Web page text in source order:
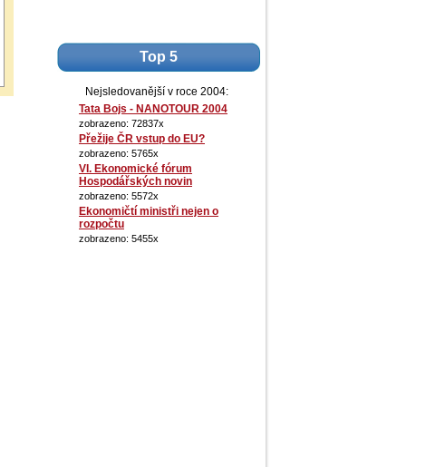
Top 5
Nejsledovanější v roce 2004:
Tata Bojs - NANOTOUR 2004
zobrazeno: 72837x
Přežije ČR vstup do EU?
zobrazeno: 5765x
VI. Ekonomické fórum
Hospodářských novin
zobrazeno: 5572x
Ekonomičtí ministři nejen o
rozpočtu
zobrazeno: 5455x